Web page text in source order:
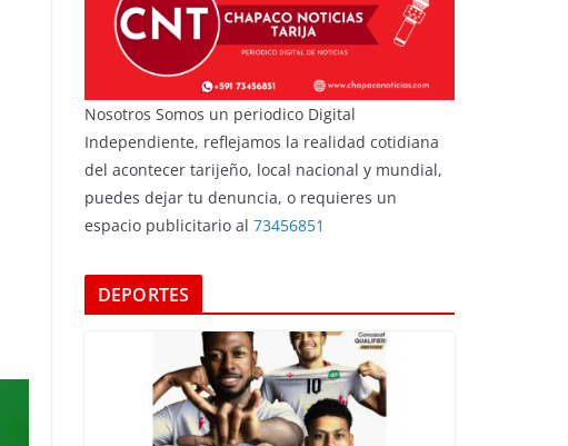
Nosotros Somos un periodico Digital
Independiente, reflejamos la realidad cotidiana
del acontecer tarijeño, local nacional y mundial,
puedes dejar tu denuncia, o requieres un
espacio publicitario al 73456851
DEPORTES